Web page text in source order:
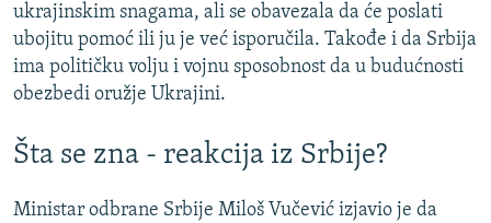
ukrajinskim snagama, ali se obavezala da će poslati
ubojitu pomoć ili ju je već isporučila. Takođe i da Srbija
ima političku volju i vojnu sposobnost da u budućnosti
obezbedi oružje Ukrajini.
Šta se zna - reakcija iz Srbije?
Ministar odbrane Srbije Miloš Vučević izjavio je da